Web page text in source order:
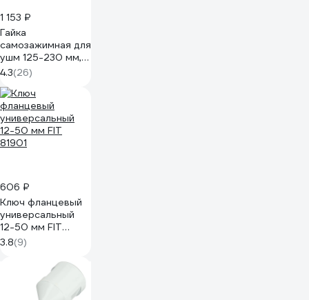
1 153 ₽
Гайка
самозажимная для
ушм 125-230 мм,
М14 (тип Bosch)
TORGWIN
T640658
4.3(26)
606 ₽
Ключ фланцевый
универсальный
12-50 мм FIT
81901
3.8(9)